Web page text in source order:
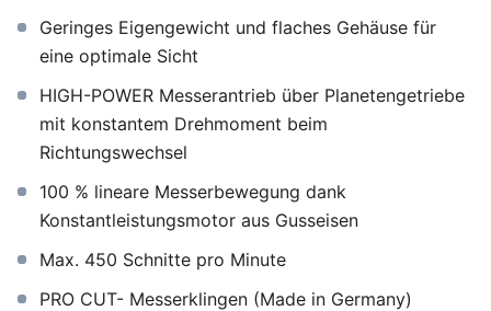
Geringes Eigengewicht und flaches Gehäuse für
eine optimale Sicht
HIGH-POWER Messerantrieb über Planetengetriebe
mit konstantem Drehmoment beim
Richtungswechsel
100 % lineare Messerbewegung dank
Konstantleistungsmotor aus Gusseisen
Max. 450 Schnitte pro Minute
PRO CUT- Messerklingen (Made in Germany)